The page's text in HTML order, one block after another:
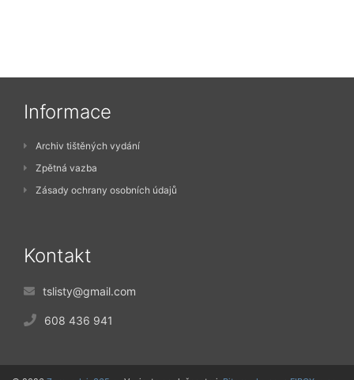
Informace
Archiv tištěných vydání
Zpětná vazba
Zásady ochrany osobních údajů
Kontakt
tslisty@gmail.com
608 436 941